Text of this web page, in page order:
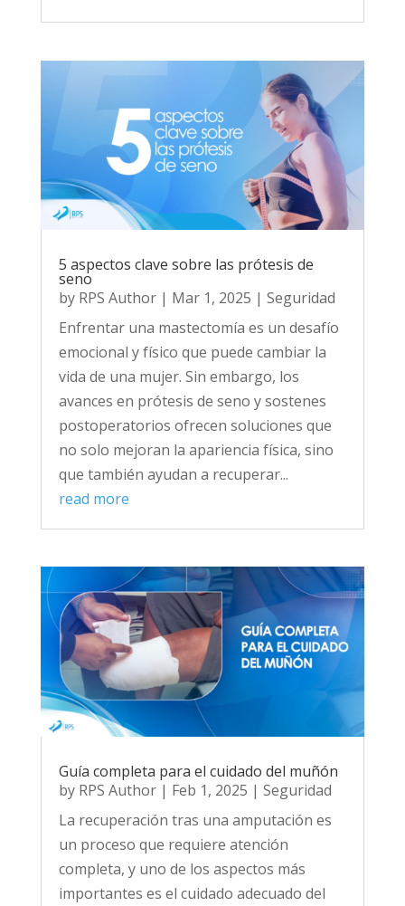
5 aspectos clave sobre las prótesis de
seno
by RPS Author| Mar 1, 2025 | Seguridad
Enfrentar una mastectomía es un desafío
emocional y físico que puede cambiar la
vida de una mujer. Sin embargo, los
avances en prótesis de seno y sostenes
postoperatorios ofrecen soluciones que
no solo mejoran la apariencia física, sino
que también ayudan a recuperar...
read more
Guía completa para el cuidado del muñón
by RPS Author| Feb 1, 2025 | Seguridad
La recuperación tras una amputación es
un proceso que requiere atención
completa, y uno de los aspectos más
importantes es el cuidado adecuado del